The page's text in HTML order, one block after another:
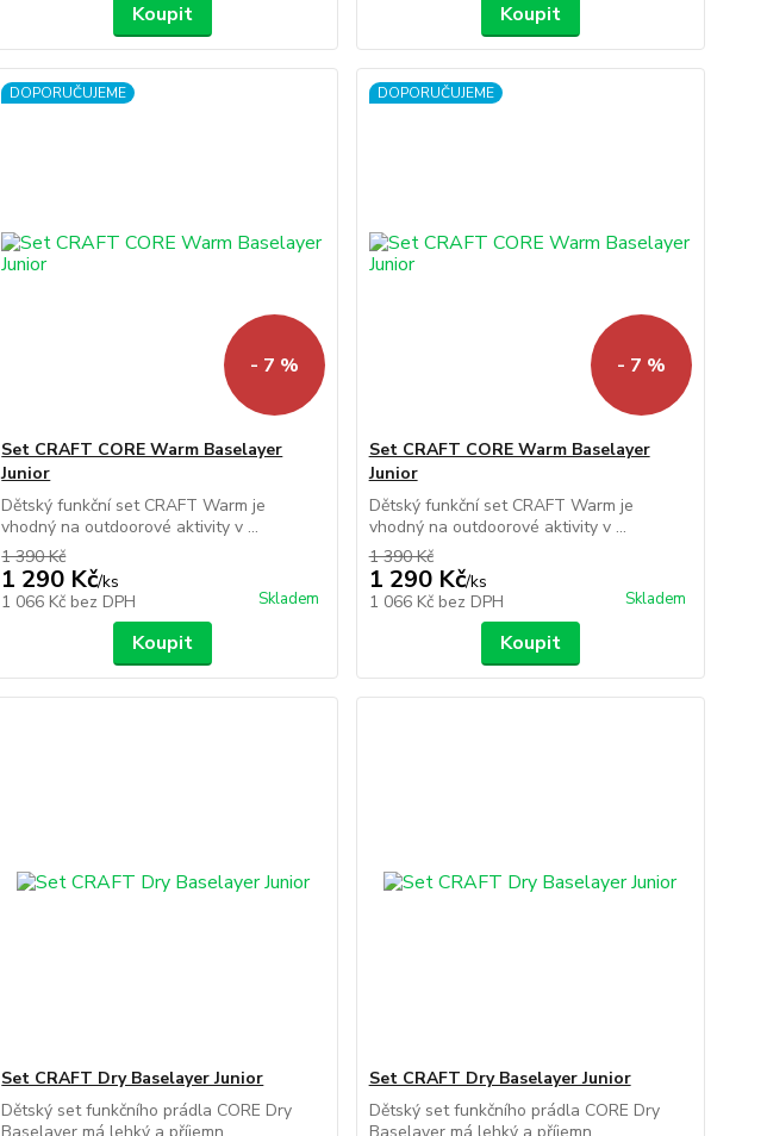
Koupit Koupit
DOPORUČUJEME
- 7 %
Set CRAFT CORE Warm Baselayer
Junior
Dětský funkční set CRAFT Warm je
vhodný na outdoorové aktivity v ...
1 390 Kč
1 290 Kč/ks
1 066 Kč bez DPH Skladem
Koupit
DOPORUČUJEME
- 7 %
Set CRAFT CORE Warm Baselayer
Junior
Dětský funkční set CRAFT Warm je
vhodný na outdoorové aktivity v ...
1 390 Kč
1 290 Kč/ks
1 066 Kč bez DPH Skladem
Koupit
Set CRAFT Dry Baselayer Junior
Dětský set funkčního prádla CORE Dry
Set CRAFT Dry Baselayer Junior
Dětský set funkčního prádla CORE Dry